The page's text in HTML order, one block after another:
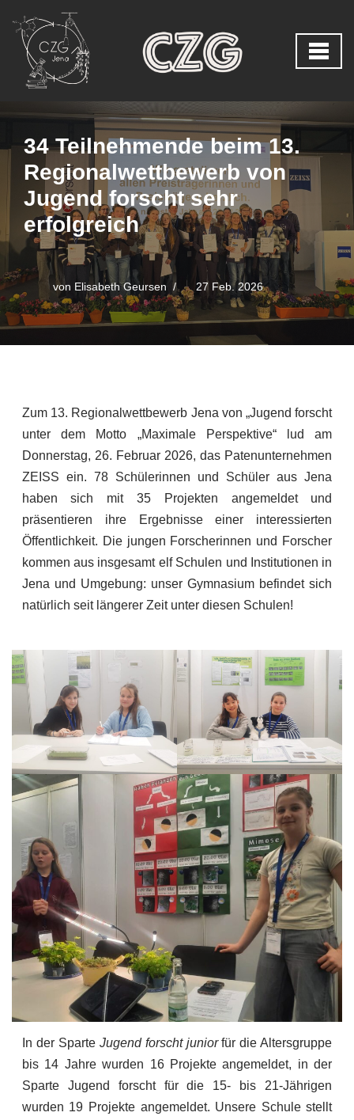
Zum
Inhalt
springen
34 Teilnehmende beim 13.
Regionalwettbewerb von
Jugend forscht sehr
erfolgreich
von Elisabeth Geursen 27 Feb. 2026
Zum 13. Regionalwettbewerb Jena von „Jugend forscht
unter dem Motto „Maximale Perspektive“ lud am
Donnerstag, 26. Februar 2026, das Patenunternehmen
ZEISS ein. 78 Schülerinnen und Schüler aus Jena
haben sich mit 35 Projekten angemeldet und
präsentieren ihre Ergebnisse einer interessierten
Öffentlichkeit. Die jungen Forscherinnen und Forscher
kommen aus insgesamt elf Schulen und Institutionen in
Jena und Umgebung: unser Gymnasium befindet sich
natürlich seit längerer Zeit unter diesen Schulen!
In der Sparte Jugend forscht juniorfür die Altersgruppe
bis 14 Jahre wurden 16 Projekte angemeldet, in der
Sparte Jugend forscht für die 15- bis 21-Jährigen
wurden 19 Projekte angemeldet. Unsere Schule stellt